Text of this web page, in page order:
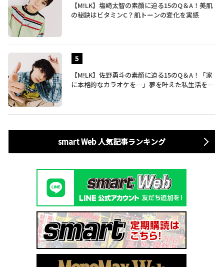
【M!LK】塩﨑太智の素顔に迫る15のQ＆A！美肌
の秘訣はビタミンC？肌トーンの変化を実感
【M!LK】佐野勇斗の素顔に迫る15のQ＆A！「家
に本格的なカラオケを…」夢を叶えた私生活を公
smart Web 人気記事ランキング